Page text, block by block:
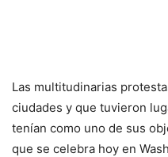
Las multitudinarias
ciudades y que tuvieron
tenían como uno de sus
que se celebra hoy en